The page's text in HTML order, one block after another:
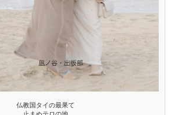
仏教国タイの最果て